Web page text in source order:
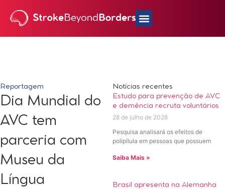
Reportagem
Dia Mundial do
AVC tem
parceria com
Museu da
Língua
Notícias recentes
Estudo para prevenção de AVC
e demência recruta voluntários
28 de julho de 2026
Pesquisa analisará os efeitos de
polipílula em pessoas que possuem
Saiba Mais »
Brasil apresenta na Alemanha